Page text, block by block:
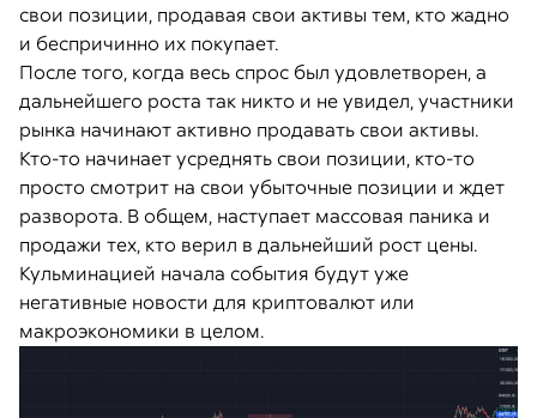
свои позиции, продавая свои активы тем, кто жадно
и беспричинно их покупает.
После того, когда весь спрос был удовлетворен, а
дальнейшего роста так никто и не увидел, участники
рынка начинают активно продавать свои активы.
Кто-то начинает усреднять свои позиции, кто-то
просто смотрит на свои убыточные позиции и ждет
разворота. В общем, наступает массовая паника и
продажи тех, кто верил в дальнейший рост цены.
Кульминацией начала события будут уже
негативные новости для криптовалют или
макроэкономики в целом.